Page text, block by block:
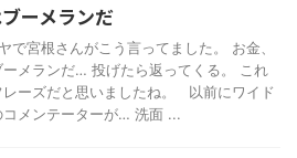
ーメランだ
で宮根さんがこう言ってました。 お金、
ーメランだ… 投げたら返ってくる。 これ
レーズだと思いましたね。 以前にワイド
コメンテーターが… 洗面 ...